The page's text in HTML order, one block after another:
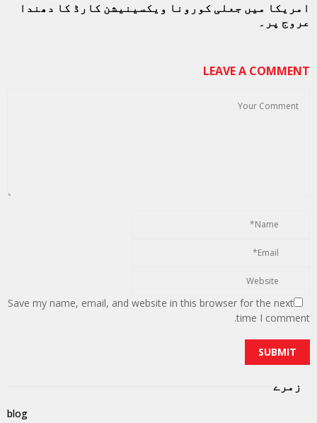
امریکا میں جعلی کورونا ویکسینیشن کارڈ کا دھندا
عروج پر۔
LEAVE A COMMENT
Save my name, email, and website in this browser for the next
time I comment.
زمرے
blog